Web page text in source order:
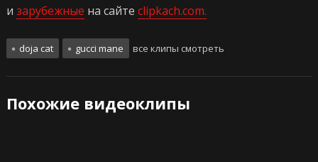
и зарубежные на сайте clipkach.com.
doja cat gucci mane все клипы смотреть
Похожие видеоклипы